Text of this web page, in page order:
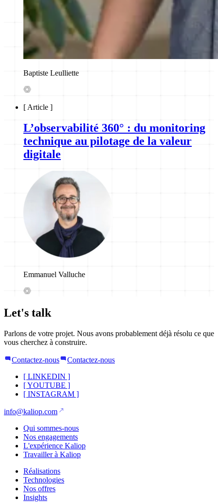
Baptiste Leulliette
[ Article ]
L’observabilité 360° : du monitoring
technique au pilotage de la valeur
digitale
Emmanuel Valluche
Let's talk
Parlons de votre projet. Nous avons probablement déjà résolu ce que
vous cherchez à construire.
Contactez-nous
Contactez-nous
[ LINKEDIN ]
[YOUTUBE ]
[ INSTAGRAM ]
info@kaliop.com
Qui sommes-nous
Nos engagements
L'expérience Kaliop
Travailler à Kaliop
Réalisations
Technologies
Nos offres
Insights